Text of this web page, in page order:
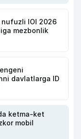
IOI 2026
mezbonlik
davlatlarga ID
ketma-ket
mobil